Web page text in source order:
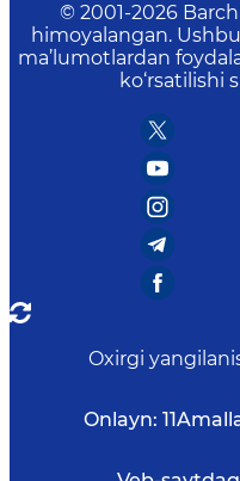
© 2001-2026
himoyalangan.
ma’lumotlardan
ko‘rsatilishi
Oxirgi
Onlayn: 11